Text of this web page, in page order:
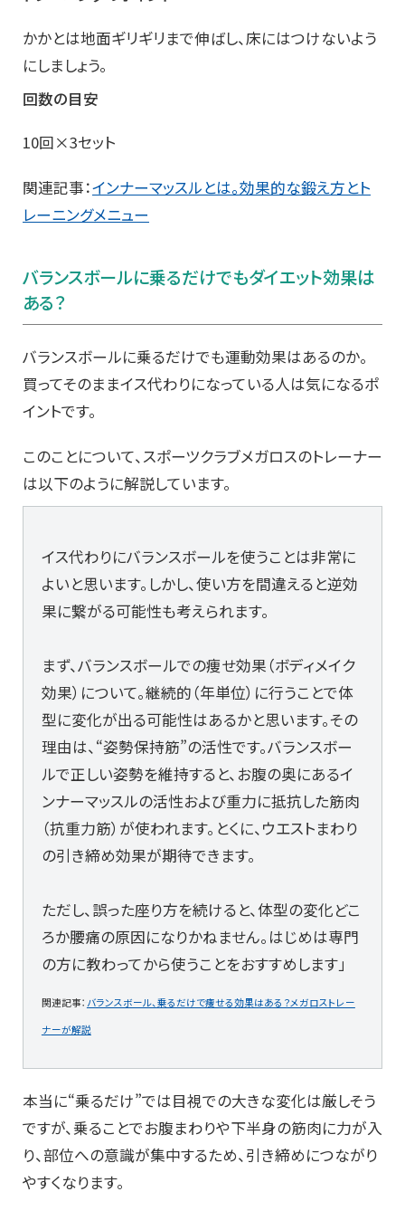
かかとは地面ギリギリまで伸ばし、床にはつけないよう
にしましょう。
回数の目安
10回×3セット
関連記事：インナーマッスルとは。効果的な鍛え方とト
レーニングメニュー
バランスボールに乗るだけでもダイエット効果は
ある？
バランスボールに乗るだけでも運動効果はあるのか。
買ってそのままイス代わりになっている人は気になるポ
イントです。
このことについて、スポーツクラブメガロスのトレーナー
は以下のように解説しています。
イス代わりにバランスボールを使うことは非常に
よいと思います。しかし、使い方を間違えると逆効
果に繋がる可能性も考えられます。
まず、バランスボールでの痩せ効果（ボディメイク
効果）について。継続的（年単位）に行うことで体
型に変化が出る可能性はあるかと思います。その
理由は、“姿勢保持筋”の活性です。バランスボー
ルで正しい姿勢を維持すると、お腹の奥にあるイ
ンナーマッスルの活性および重力に抵抗した筋肉
（抗重力筋）が使われます。とくに、ウエストまわり
の引き締め効果が期待できます。
ただし、誤った座り方を続けると、体型の変化どこ
ろか腰痛の原因になりかねません。はじめは専門
の方に教わってから使うことをおすすめします」
関連記事： バランスボール、乗るだけで痩せる効果はある？メガロストレー
ナーが解説
本当に“乗るだけ”では目視での大きな変化は厳しそう
ですが、乗ることでお腹まわりや下半身の筋肉に力が入
り、部位への意識が集中するため、引き締めにつながり
やすくなります。